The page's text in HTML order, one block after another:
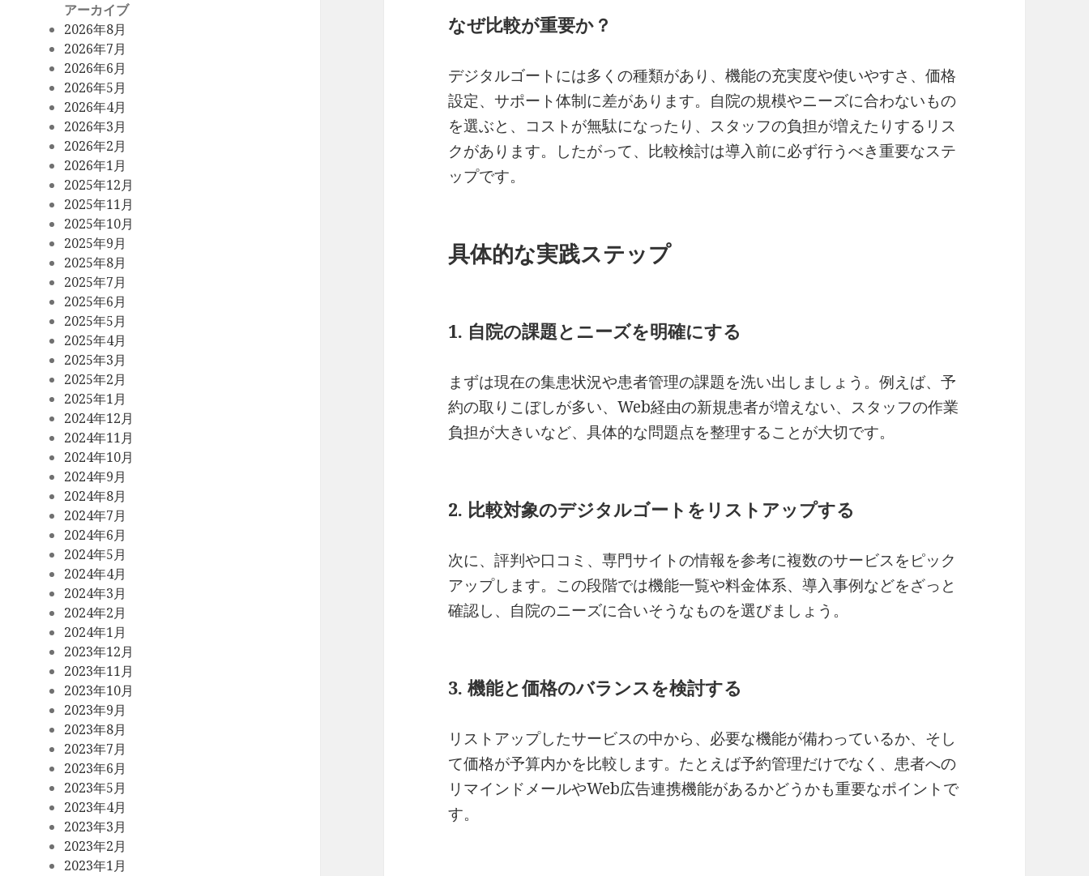
アーカイブ
2026年8月
2026年7月
2026年6月
2026年5月
2026年4月
2026年3月
2026年2月
2026年1月
2025年12月
2025年11月
2025年10月
2025年9月
2025年8月
2025年7月
2025年6月
2025年5月
2025年4月
2025年3月
2025年2月
2025年1月
2024年12月
2024年11月
2024年10月
2024年9月
2024年8月
2024年7月
2024年6月
2024年5月
2024年4月
2024年3月
2024年2月
2024年1月
2023年12月
2023年11月
2023年10月
2023年9月
2023年8月
2023年7月
2023年6月
2023年5月
2023年4月
2023年3月
2023年2月
2023年1月
なぜ比較が重要か？
デジタルゴートには多くの種類があり、機能の充実度や使いやすさ、価格
設定、サポート体制に差があります。自院の規模やニーズに合わないもの
を選ぶと、コストが無駄になったり、スタッフの負担が増えたりするリス
クがあります。したがって、比較検討は導入前に必ず行うべき重要なステ
ップです。
具体的な実践ステップ
1. 自院の課題とニーズを明確にする
まずは現在の集患状況や患者管理の課題を洗い出しましょう。例えば、予
約の取りこぼしが多い、Web経由の新規患者が増えない、スタッフの作業
負担が大きいなど、具体的な問題点を整理することが大切です。
2. 比較対象のデジタルゴートをリストアップする
次に、評判や口コミ、専門サイトの情報を参考に複数のサービスをピック
アップします。この段階では機能一覧や料金体系、導入事例などをざっと
確認し、自院のニーズに合いそうなものを選びましょう。
3. 機能と価格のバランスを検討する
リストアップしたサービスの中から、必要な機能が備わっているか、そし
て価格が予算内かを比較します。たとえば予約管理だけでなく、患者への
リマインドメールやWeb広告連携機能があるかどうかも重要なポイントで
す。